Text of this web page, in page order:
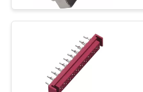
কারখানা